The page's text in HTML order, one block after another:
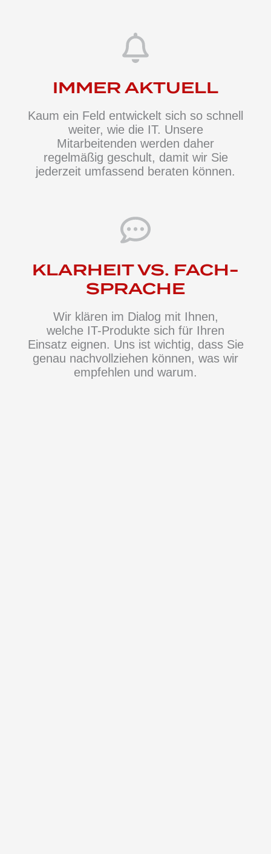
IMMER AKTUELL
Kaum ein Feld entwickelt sich so schnell
weiter, wie die IT. Unsere
Mitarbeitenden werden daher
regelmäßig geschult, damit wir Sie
jederzeit umfassend beraten können.
KLARHEIT VS. FACH­
SPRACHE
Wir klären im Dialog mit Ihnen,
welche IT-Produkte sich für Ihren
Einsatz eignen. Uns ist wichtig, dass Sie
genau nachvollziehen können, was wir
empfehlen und warum.